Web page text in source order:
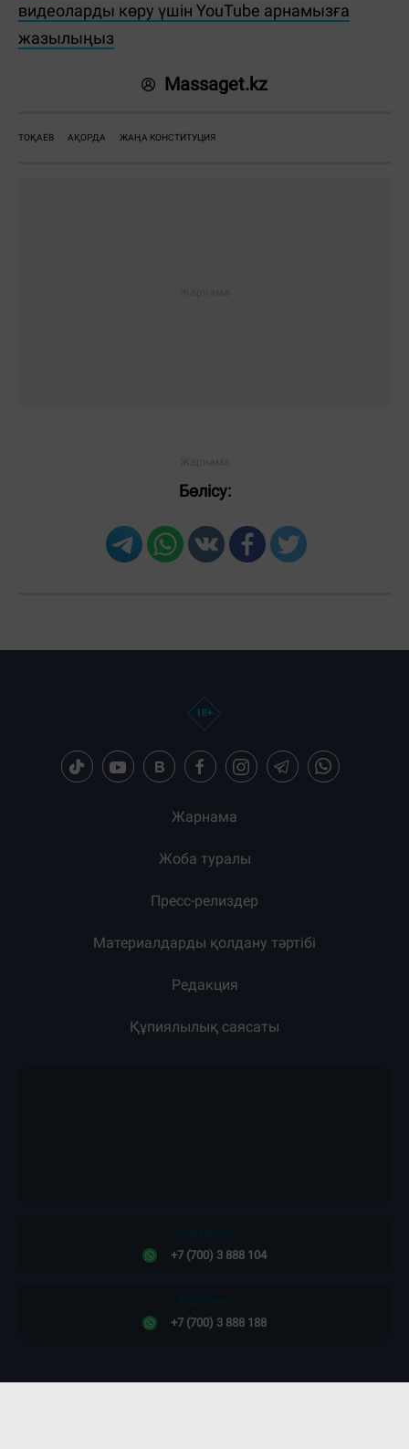
видеоларды көру үшін YouTube арнамызға
жазылыңыз
Massaget.kz
ТОҚАЕВ АҚОРДА ЖАҢА КОНСТИТУЦИЯ
Бөлісу:
Жарнама
Жоба туралы
Пресс-релиздер
Материалдарды қолдану тәртібі
Редакция
Құпиялылық саясаты
+7 (700) 3 888 104
+7 (700) 3 888 188